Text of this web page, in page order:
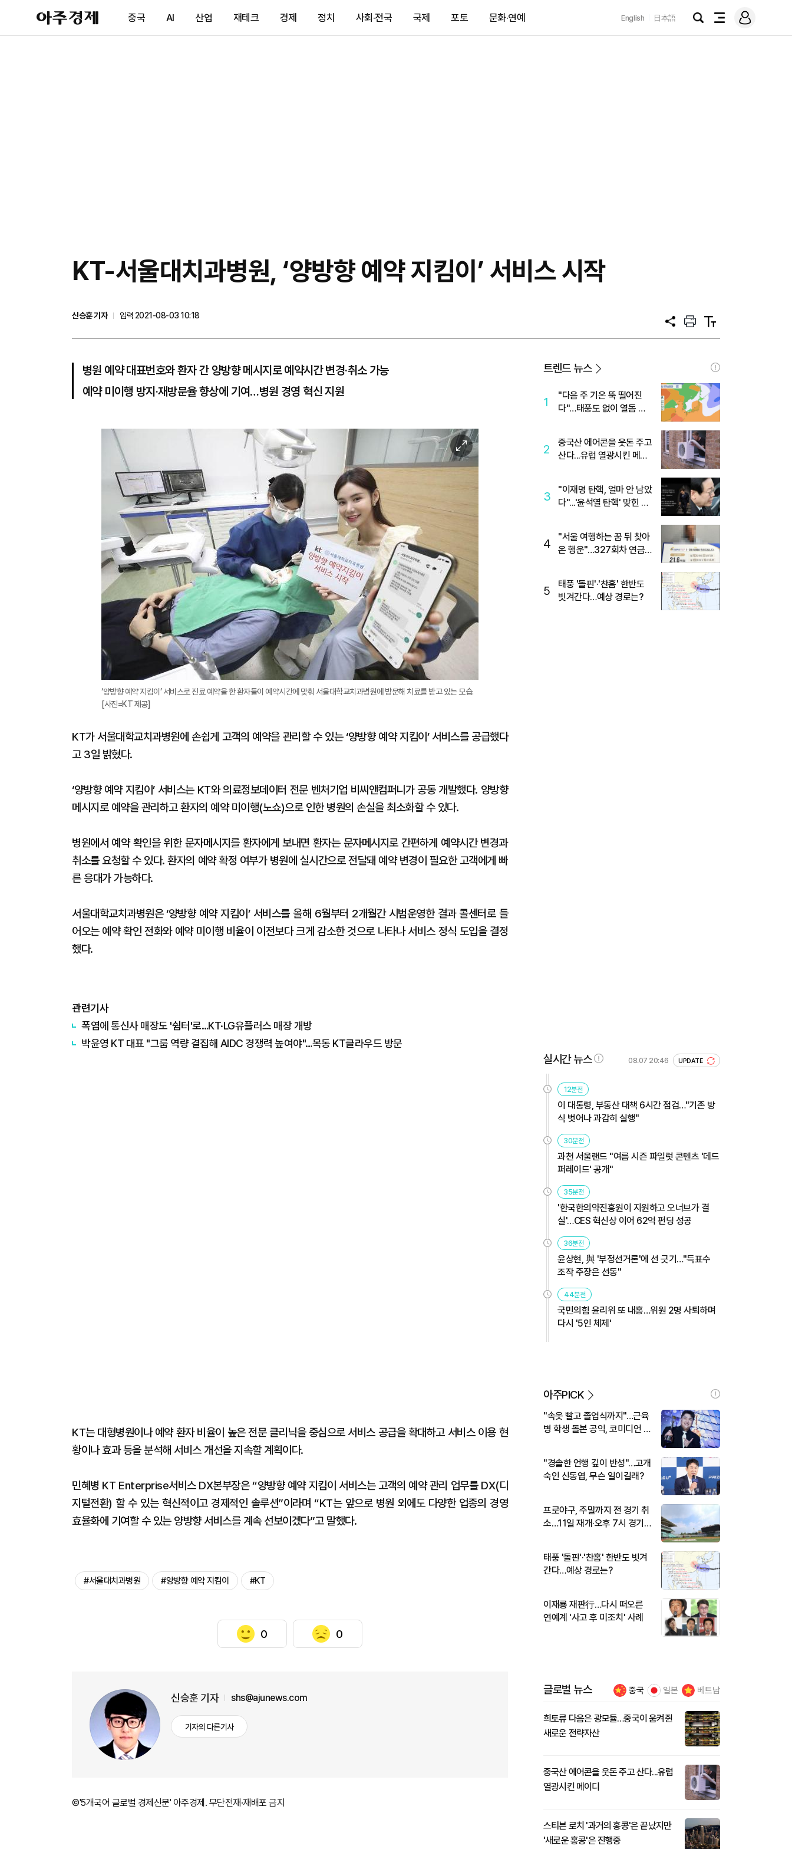
아
주
제
중국 AI 산업 재테크 경제 정치 사회·전국 국제 포토 문화·연예 English 日本語
검
전
메
그
KT-서울대치과병원, ‘양방향 예약 지킴이’ 서비스 시작
신승훈 기자
입력 2021-08-03 10:18
공
프
트
텍
트
병원 예약 대표번호와 환자 간 양방향 메시지로 예약시간 변경·취소 가능
예약 미이행 방지·재방문율 향상에 기여…병원 경영 혁신 지원
이
미
대
‘양방향 예약 지킴이’ 서비스로 진료 예약을 한 환자들이 예약시간에 맞춰 서울대학교치과병원에 방문해 치료를 받고 있는 모습.
[사진=KT 제공]
KT가 서울대학교치과병원에 손쉽게 고객의 예약을 관리할 수 있는 ‘양방향 예약 지킴이’ 서비스를 공급했다
고 3일 밝혔다.
‘양방향 예약 지킴이’ 서비스는 KT와 의료정보데이터 전문 벤처기업 비씨앤컴퍼니가 공동 개발했다. 양방향
메시지로 예약을 관리하고 환자의 예약 미이행(노쇼)으로 인한 병원의 손실을 최소화할 수 있다.
병원에서 예약 확인을 위한 문자메시지를 환자에게 보내면 환자는 문자메시지로 간편하게 예약시간 변경과
취소를 요청할 수 있다. 환자의 예약 확정 여부가 병원에 실시간으로 전달돼 예약 변경이 필요한 고객에게 빠
른 응대가 가능하다.
서울대학교치과병원은 ‘양방향 예약 지킴이’ 서비스를 올해 6월부터 2개월간 시범운영한 결과 콜센터로 들
어오는 예약 확인 전화와 예약 미이행 비율이 이전보다 크게 감소한 것으로 나타나 서비스 정식 도입을 결정
했다.
관련기사
폭염에 통신사 매장도 '쉼터'로…KT·LG유플러스 매장 개방
박윤영 KT 대표 "그룹 역량 결집해 AIDC 경쟁력 높여야"…목동 KT클라우드 방문
KT는 대형병원이나 예약 환자 비율이 높은 전문 클리닉을 중심으로 서비스 공급을 확대하고 서비스 이용 현
황이나 효과 등을 분석해 서비스 개선을 지속할 계획이다.
민혜병 KT Enterprise서비스 DX본부장은 “양방향 예약 지킴이 서비스는 고객의 예약 관리 업무를 DX(디
지털전환) 할 수 있는 혁신적이고 경제적인 솔루션”이라며 “KT는 앞으로 병원 외에도 다양한 업종의 경영
효율화에 기여할 수 있는 양방향 서비스를 계속 선보이겠다”고 말했다.
#서울대치과병원 #양방향 예약 지킴이 #KT
0 0
신승훈 기자 shs@ajunews.com
기자의 다른기사
©'5개국어 글로벌 경제신문' 아주경제. 무단전재·재배포 금지
트렌드 뉴스
1
"다음 주 기온 뚝 떨어진
다"…태풍도 없이 열돔 박
2
중국산 에어콘을 웃돈 주고
산다...유럽 열광시킨 메이
3
"이재명 탄핵, 얼마 안 남았
다"...'윤석열 탄핵' 맞힌 무
4
"서울 여행하는 꿈 뒤 찾아
온 행운"…327회차 연금
5
태풍 '돌핀'·'찬홈' 한반도
빗겨간다…예상 경로는?
실시간 뉴스 08.07 20:46 UPDATE
12분전
이 대통령, 부동산 대책 6시간 점검…"기존 방
식 벗어나 과감히 실행"
30분전
과천 서울랜드 "여름 시즌 파일럿 콘텐츠 '데드
퍼레이드' 공개"
35분전
'한국한의약진흥원이 지원하고 오너브가 결
실'…CES 혁신상 이어 62억 펀딩 성공
36분전
윤상현, 與 '부정선거론'에 선 긋기…"득표수
조작 주장은 선동"
44분전
국민의힘 윤리위 또 내홍…위원 2명 사퇴하며
다시 '5인 체제'
아주PICK
"속옷 빨고 졸업식까지"…근육
병 학생 돌본 공익, 코미디언 김
"경솔한 언행 깊이 반성"…고개
숙인 신동엽, 무슨 일이길래?
프로야구, 주말까지 전 경기 취
소…11일 재개·오후 7시 경기
태풍 '돌핀'·'찬홈' 한반도 빗겨
간다…예상 경로는?
이재룡 재판行…다시 떠오른
연예계 '사고 후 미조치' 사례
글로벌 뉴스 중국 일본 베트남
희토류 다음은 광모듈…중국이 움켜쥔
새로운 전략자산
중국산 에어콘을 웃돈 주고 산다...유럽
열광시킨 메이디
스티븐 로치 '과거의 홍콩'은 끝났지만
'새로운 홍콩'은 진행중